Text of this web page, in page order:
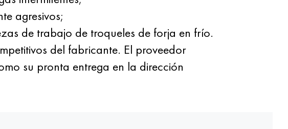
agresivos;
de trabajo de troqueles de forja en frío.
del fabricante. El proveedor
su pronta entrega en la dirección